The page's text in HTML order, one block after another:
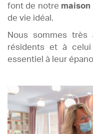
font de notre
de vie idéal.
Nous sommes
résidents et à
essentiel à leur